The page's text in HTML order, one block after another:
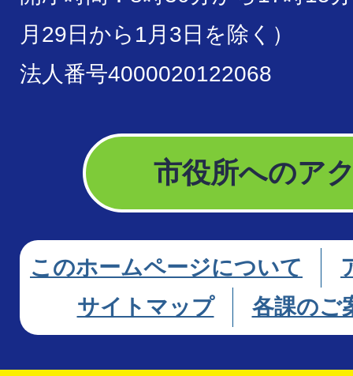
月29日から1月3日を除く）
法人番号4000020122068
市役所へのア
このホームページについて
サイトマップ
各課のご